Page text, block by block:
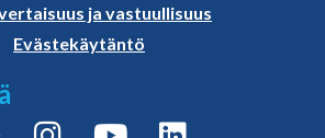
ja vastuullisuus
Evästekäytäntö